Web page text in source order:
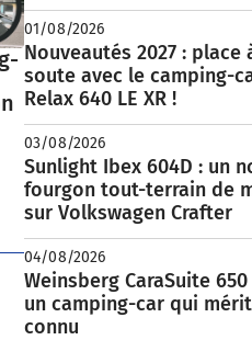
01/08/2026
Nouveautés 2027 : place
soute avec le camping-
Relax 640 LE XR !
03/08/2026
Sunlight Ibex 604D : un
fourgon tout-terrain de
sur Volkswagen Crafter
04/08/2026
Weinsberg CaraSuite 650
un camping-car qui
connu